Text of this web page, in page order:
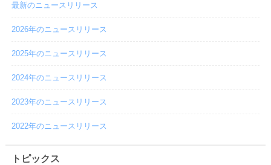
最新のニュースリリース
2026年のニュースリリース
2025年のニュースリリース
2024年のニュースリリース
2023年のニュースリリース
2022年のニュースリリース
トピックス